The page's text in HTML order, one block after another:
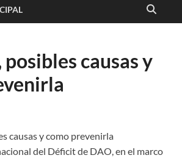
causas y
del Déficit de DAO, en el marco